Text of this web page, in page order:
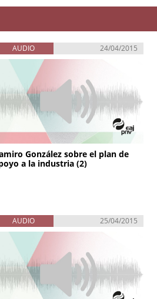
AUDIO 24/04/2015
González sobre el plan de
a la industria (2)
AUDIO 25/04/2015